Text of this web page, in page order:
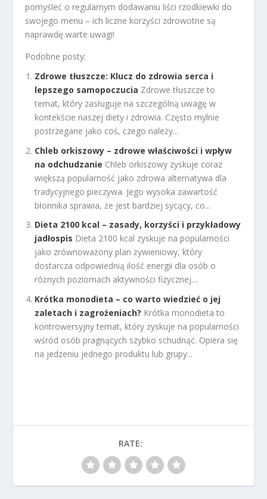
pomyśleć o regularnym dodawaniu liści rzodkiewki do
swojego menu – ich liczne korzyści zdrowotne są
naprawdę warte uwagi!
Podobne posty:
Zdrowe tłuszcze: Klucz do zdrowia serca i
lepszego samopoczucia Zdrowe tłuszcze to
temat, który zasługuje na szczególną uwagę w
kontekście naszej diety i zdrowia. Często mylnie
postrzegane jako coś, czego należy...
Chleb orkiszowy – zdrowe właściwości i wpływ
na odchudzanie Chleb orkiszowy zyskuje coraz
większą popularność jako zdrowa alternatywa dla
tradycyjnego pieczywa. Jego wysoka zawartość
błonnika sprawia, że jest bardziej sycący, co...
Dieta 2100 kcal – zasady, korzyści i przykładowy
jadłospis Dieta 2100 kcal zyskuje na popularności
jako zrównoważony plan żywieniowy, który
dostarcza odpowiednią ilość energii dla osób o
różnych poziomach aktywności fizycznej....
Krótka monodieta – co warto wiedzieć o jej
zaletach i zagrożeniach? Krótka monodieta to
kontrowersyjny temat, który zyskuje na popularności
wśród osób pragnących szybko schudnąć. Opiera się
na jedzeniu jednego produktu lub grupy...
RATE: